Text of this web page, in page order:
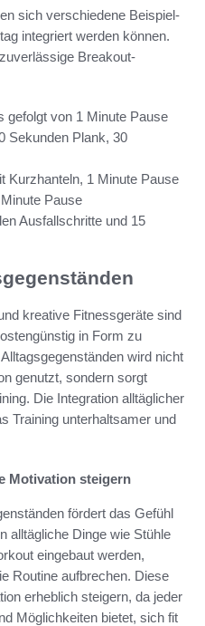
sich verschiedene Beispiel-
integriert werden können.
Breakout-
gefolgt von 1 Minute Pause
Sekunden Plank, 30
Kurzhanteln, 1 Minute Pause
Pause
Ausfallschritte und 15
kreative Fitnessgeräte sind
in Form zu
wird nicht
genutzt, sondern sorgt
Die Integration alltäglicher
Training unterhaltsamer und
Motivation steigern
fördert das Gefühl
alltägliche Dinge wie Stühle
eingebaut werden,
Routine aufbrechen. Diese
erheblich steigern, da jeder
Möglichkeiten bietet, sich fit